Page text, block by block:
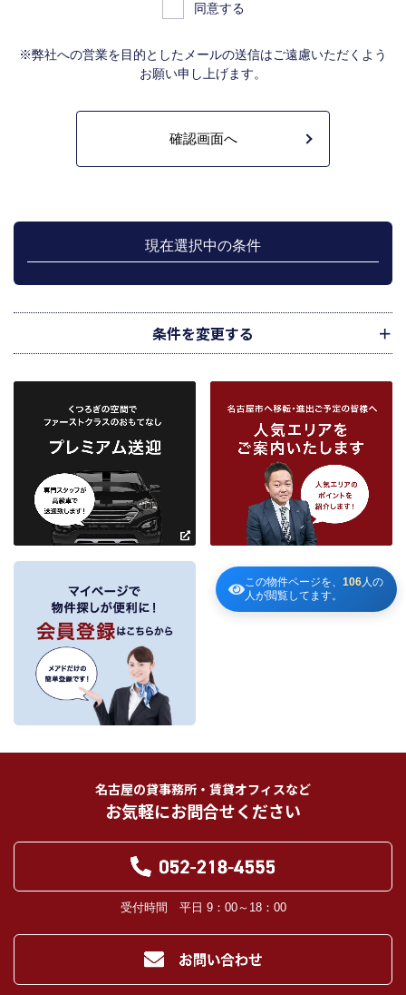
この物件ページを、 106 人の
人が閲覧してます。
ンズ）に登録する場合があります。なお契約後、指定流通機構（宅地建物取引
報は、成約した物件の、物件概要、契約年月日、成約価格などの情報で、氏名
は含みません。）を提供します。指定流通機構は、物件情報及び成約情報を指
定流通機構の会員たる宅地建物取引業者や公的な団体に電子データや紙媒体で
に利用します。
不動産の売買契約又は賃貸契約の相手方を探索すること、及び売買、賃貸借、
上記、1.から 5.の業務に付随する、お客様にとって有用と思われる当社及び提
携先のご案内や商品の発送、関連するアフターサービス、また、管理において
のメンテナンス等の業務に関するお知らせ等に利用します。
介の依頼者に提供することがあります。
下記３記載の第三者に提供します。
当社は、当社との不動産取引に伴い賃貸物件の入居希望者様・入居者様、売買
物件の申込者様・購入者様管理もしくは媒介の委託を受けた不動産の所有者そ
の他権利者様から受領した申込書、契約書等に記載された個人情報、その他適
正な手段で入手した個人情報を有しています。
お客様との契約の履行、賃貸取引にあっては契約管理、売買取引にあっては契
約後の管理・アフターサービス実施のため利用します。
当社は、当社の他の不動産物件におけるサービスの紹介並びにお客様にとって
有用と思われる当社提携先の商品・サービス等を紹介するためのダイレクトメ
ールの発送等のために、お宮様の個人情報のうち住所、氏名、電話番号、メー
ルアドレスの情報を利用させていただきます。このための利用は、お客様から
の申し出により取り止めます。
３．個人情報の第三者への提供
当社が保有する個人情報は、お客様との契約の履行、賃貸取引にあっては契約管
理、売買取引にあっては契約後の管理・アフターサービスの実施のため、業務の
内容に応じて、氏名、住所、電話番号、生年月日、不動産物件情報、成約情報
を、書面、郵便物、電話、インターネット、電子メール、広告媒体等で次の 1.～
11.記載の第三者に提供されます。なお、お客様からの申出がありましたら、提供
は停止いたします。
お客様から委託を受けた事項についての契約の相手方となる者、その見込者。
他の宅地建物取引業者。
取引業者に義務付けられます。）
登記に関する司法書士、土地家屋調査士。
対象不動産について管理の必要がある場合における管理業者。
当社の管理が生じる場合は、管理委託契約の重要事項説明書に定める業務委託
先及び管理費引き落としの際の振込先金融機関、管理組合役員。
入居者様が賃料を滞納した場合の滞納取立者。
同意する
※弊社への営業を目的としたメールの送信はご遠慮いただくよう
お願い申し上げます。
現在選択中の条件
条件を変更する
市区町村 地図
から検索
フリーワード検索
名古屋の貸事務所・賃貸オフィスなど
お気軽にお問合せください
受付時間 平日 9：00～18：00